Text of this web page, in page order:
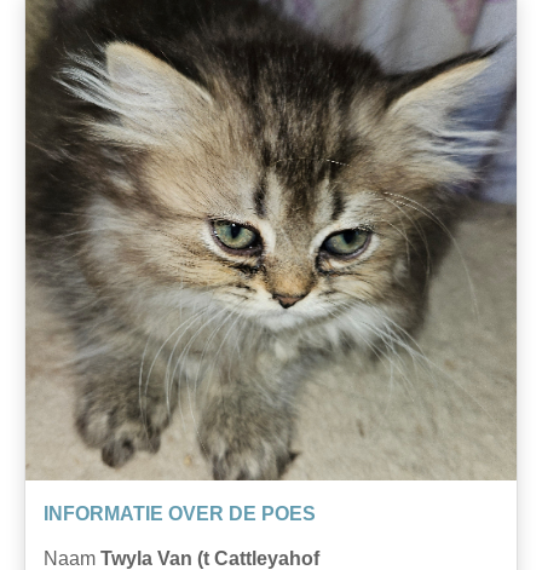
INFORMATIE OVER DE POES
Naam Twyla Van (t Cattleyahof